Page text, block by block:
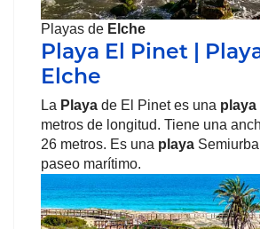
Playas de Elche
Playa El Pinet |
Elche
La Playa de El Pinet es una playa
metros de longitud. Tiene una
26 metros. Es una playa
paseo marítimo.